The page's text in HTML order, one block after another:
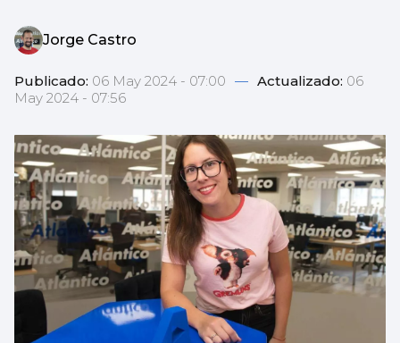
Jorge Castro
Publicado: 06 May 2024 - 07:00 — Actualizado: 06
May 2024 - 07:56